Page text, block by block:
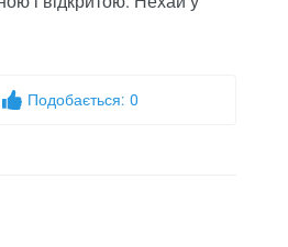
Подобається: 0